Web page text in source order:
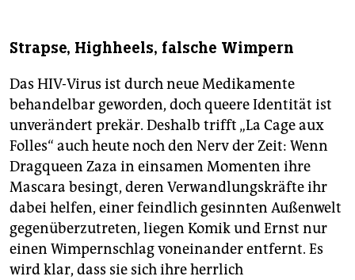
Strapse, Highheels, falsche Wimpern
Das HIV-Virus ist durch neue Medikamente
behandelbar geworden, doch queere Identität ist
unverändert prekär. Deshalb trifft „La Cage aux
Folles“ auch heute noch den Nerv der Zeit: Wenn
Dragqueen Zaza in einsamen Momenten ihre
Mascara besingt, deren Verwandlungskräfte ihr
dabei helfen, einer feindlich gesinnten Außenwelt
gegenüberzutreten, liegen Komik und Ernst nur
einen Wimpernschlag voneinander entfernt. Es
wird klar, dass sie sich ihre herrlich